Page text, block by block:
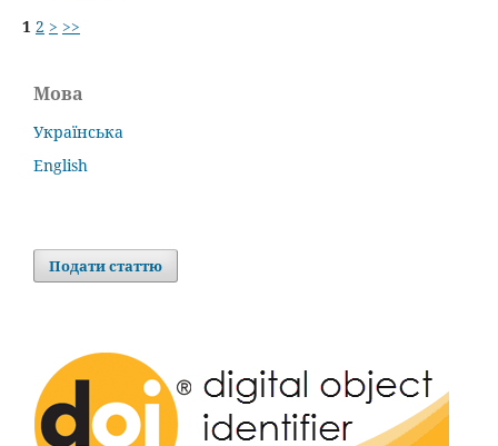
1 2 > >>
Мова
Українська
English
Подати статтю